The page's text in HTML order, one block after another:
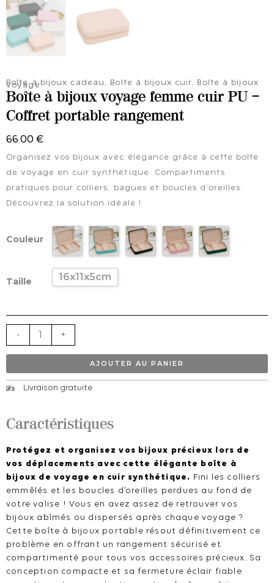
Boîte à bijoux cadeau , Boîte à bijoux cuir, Boîte à bijoux
voyage
Boîte à bijoux voyage femme cuir PU –
Coffret portable rangement
66.00 €
Organisez vos bijoux avec élégance grâce à cette boîte
de voyage en cuir synthétique. Compartiments
pratiques pour colliers, bagues et boucles d’oreilles.
Découvrez la solution idéale !
Couleur
Taille 16x11x5cm
-
de
bijoux
femme
cuir
PU
Coffret
portable
+
AJOUTER AU PANIER
Livraison gratuite
Caractéristiques
Protégez et organisez vos bijoux précieux lors de
vos déplacements avec cette élégante boîte à
bijoux de voyage en cuir synthétique. Fini les colliers
emmêlés et les boucles d’oreilles perdues au fond de
votre valise ! Vous en avez assez de retrouver vos
bijoux abîmés ou dispersés après chaque voyage ?
Cette boîte à bijoux portable résout définitivement ce
problème en offrant un rangement sécurisé et
compartimenté pour tous vos accessoires précieux. Sa
conception compacte et sa fermeture éclair fiable